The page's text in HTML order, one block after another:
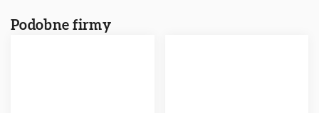
Podobne firmy